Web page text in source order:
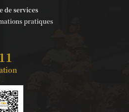
de services
pratiques